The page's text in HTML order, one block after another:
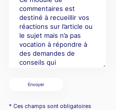
Envoyer
* Ces champs sont obligatoires